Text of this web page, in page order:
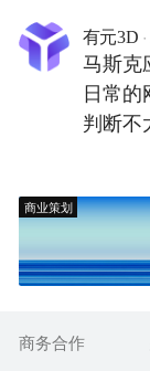
有元3D ·
马斯克
日常
判断不
商业策划
商务合作